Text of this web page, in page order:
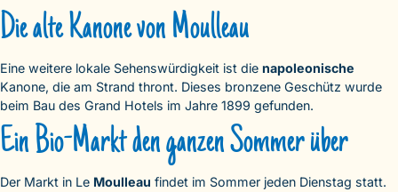
Die alte Kanone von Moulleau
Eine weitere lokale Sehenswürdigkeit ist die napoleonische
Kanone, die am Strand thront. Dieses bronzene Geschütz wurde
beim Bau des Grand Hotels im Jahre 1899 gefunden.
Ein Bio-Markt den ganzen Sommer über
Der Markt in Le Moulleau findet im Sommer jeden Dienstag statt.